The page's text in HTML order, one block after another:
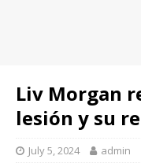
Liv Morgan
lesión y su
July 5, 2024 admin